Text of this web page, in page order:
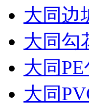
大同边
大同勾
大同
大同